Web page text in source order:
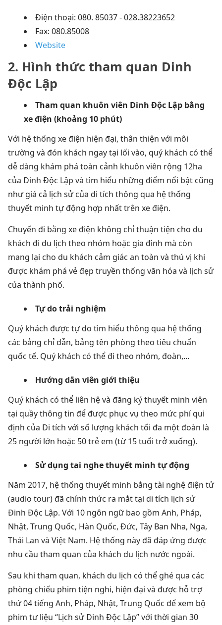
Điện thoại: 080. 85037 - 028.38223652
Fax: 080.85008
Website
2. Hình thức tham quan Dinh
Độc Lập
Tham quan khuôn viên Dinh Độc Lập bằng
xe điện (khoảng 10 phút)
Với hệ thống xe điện hiện đại, thân thiện với môi
trường và đón khách ngay tại lối vào, quý khách có thể
dễ dàng khám phá toàn cảnh khuôn viên rộng 12ha
của Dinh Độc Lập và tìm hiểu những điểm nổi bật cũng
như giá cả lịch sử của di tích thông qua hệ thống
thuyết minh tự động hợp nhất trên xe điện.
Chuyến đi bằng xe điện không chỉ thuận tiện cho du
khách đi du lịch theo nhóm hoặc gia đình mà còn
mang lại cho du khách cảm giác an toàn và thú vị khi
được khám phá vẻ đẹp truyền thống văn hóa và lịch sử
của thành phố.
Tự do trải nghiệm
Quý khách được tự do tìm hiểu thông qua hệ thống
các bảng chỉ dẫn, bảng tên phòng theo tiêu chuẩn
quốc tế. Quý khách có thể đi theo nhóm, đoàn,...
Hướng dẫn viên giới thiệu
Quý khách có thể liên hệ và đăng ký thuyết minh viên
tại quầy thông tin để được phục vụ theo mức phí qui
định của Di tích với số lượng khách tối đa một đoàn là
25 người lớn hoặc 50 trẻ em (từ 15 tuổi trở xuống).
Sử dụng tai nghe thuyết minh tự động
Năm 2017, hệ thống thuyết minh bằng tài nghệ điện tử
(audio tour) đã chính thức ra mắt tại di tích lịch sử
Đinh Độc Lập. Với 10 ngôn ngữ bao gồm Anh, Pháp,
Nhật, Trung Quốc, Hàn Quốc, Đức, Tây Ban Nha, Nga,
Thái Lan và Việt Nam. Hệ thống này đã đáp ứng được
nhu cầu tham quan của khách du lịch nước ngoài.
Sau khi tham quan, khách du lịch có thể ghé qua các
phòng chiếu phim tiện nghi, hiện đại và được hỗ trợ
thứ 04 tiếng Anh, Pháp, Nhật, Trung Quốc để xem bộ
phim tư liệu “Lịch sử Dinh Độc Lập” với thời gian 30